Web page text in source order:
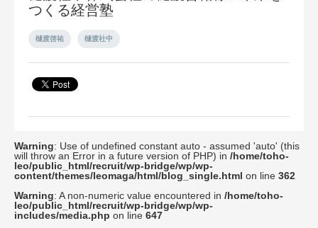
つくる経営塾
樋渡啓祐 樋渡社中
Warning: Use of undefined constant auto - assumed 'auto' (this
will throw an Error in a future version of PHP) in /home/toho-
leo/public_html/recruit/wp-bridge/wp/wp-
content/themes/leomaga/html/blog_single.html on line 362
Warning: A non-numeric value encountered in /home/toho-
leo/public_html/recruit/wp-bridge/wp/wp-
includes/media.php on line 647